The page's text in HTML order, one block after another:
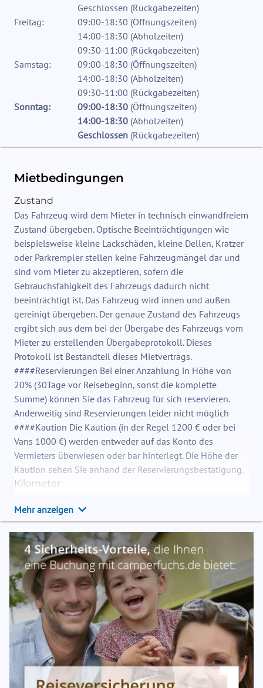
Geschlossen (Rückgabezeiten)
Freitag:
09:00-18:30 (Öffnungszeiten)
14:00-18:30 (Abholzeiten)
09:30-11:00 (Rückgabezeiten)
Samstag:
09:00-18:30 (Öffnungszeiten)
14:00-18:30 (Abholzeiten)
09:30-11:00 (Rückgabezeiten)
Sonntag:
09:00-18:30(Öffnungszeiten)
14:00-18:30(Abholzeiten)
Geschlossen(Rückgabezeiten)
Mietbedingungen
Zustand
Das Fahrzeug wird dem Mieter in technisch einwandfreiem
Zustand übergeben. Optische Beeinträchtigungen wie
beispielsweise kleine Lackschäden, kleine Dellen, Kratzer
oder Parkrempler stellen keine Fahrzeugmängel dar und
sind vom Mieter zu akzeptieren, sofern die
Gebrauchsfähigkeit des Fahrzeugs dadurch nicht
beeinträchtigt ist. Das Fahrzeug wird innen und außen
gereinigt übergeben. Der genaue Zustand des Fahrzeugs
ergibt sich aus dem bei der Übergabe des Fahrzeugs vom
Mieter zu erstellenden Übergabeprotokoll. Dieses
Protokoll ist Bestandteil dieses Mietvertrags.
####Reservierungen Bei einer Anzahlung in Höhe von
20% (30Tage vor Reisebeginn, sonst die komplette
Summe) können Sie das Fahrzeug für sich reservieren.
Anderweitig sind Reservierungen leider nicht möglich
####Kaution Die Kaution (in der Regel 1200 € oder bei
Vans 1000 €) werden entweder auf das Konto des
Vermieters überwiesen oder bar hinterlegt. Die Höhe der
Kaution sehen Sie anhand der Reservierungsbestätigung.
Kilometer
jeder weiterer KM 0,40 €.
Nutzgas
Eine Gasflasche Erstfüllung inklusive.
Reinigung
Der Mieter ist verpflichtet, das Fahrzeug sorgfältig
gereinigt (innen) an den Vermieter zurückzugeben. Kommt
der Mieter dieser Verpflichtung ganz oder teilweise nicht
nach, so hat er dem Vermieter die durch die Reinigung
entstehenden Kosten zu ersetzen. Der Vermieter kann
einen entsprechenden Geldbetrag von der geleisteten
Kaution einbehalten.
Kraftstoffe
Das Fahrzeug wird dem Mieter mit vollem Kraftstofftank
Mehr anzeigen